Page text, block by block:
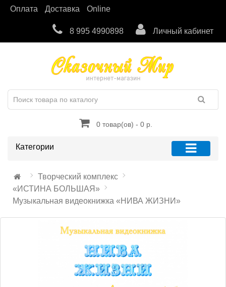
Оплата Доставка Online
8 995 4990898 Личный кабинет
0 товар(ов) - 0 р.
Категории
Творческий комплекс
«ИСТИНА БОЛЬШАЯ»
Музыкальная видеокнижка «НИВА ЖИЗНИ»